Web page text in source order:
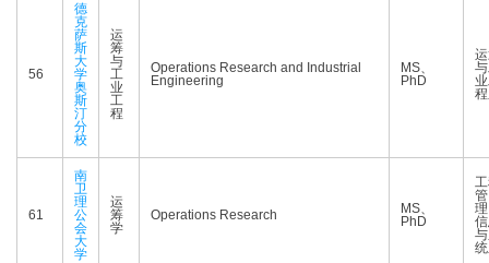
56
德
克
萨
斯
大
学
奥
斯
汀
分
校
运
筹
与
工
业
工
程
Operations Research and Industrial
Engineering
MS、
PhD
61
南
卫
理
公
会
大
学
运
筹
学
Operations Research
MS、
PhD
管